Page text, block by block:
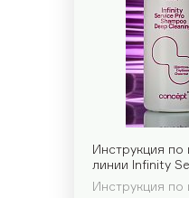
Инструкция
линии Infinity
Инструкция